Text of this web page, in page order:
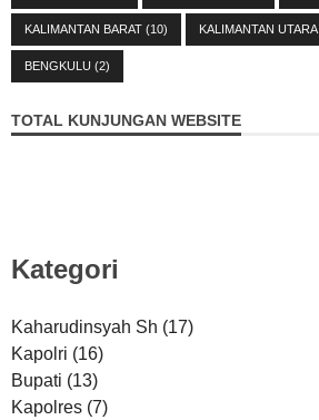
KALIMANTAN BARAT (10) KALIMANTAN UTARA
BENGKULU (2)
TOTAL KUNJUNGAN WEBSITE
Kategori
Kaharudinsyah Sh (17)
Kapolri (16)
Bupati (13)
Kapolres (7)